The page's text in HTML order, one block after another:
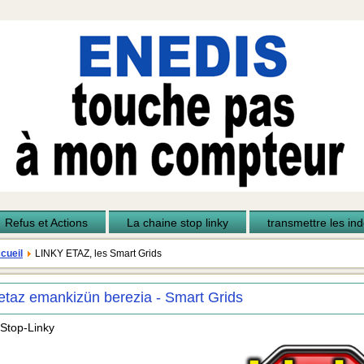
Refus et Actions La chaine stop linky transmettre les
LINKY ETAZ, les Smart Grids
emankizün berezia - Smart Grids
Linky